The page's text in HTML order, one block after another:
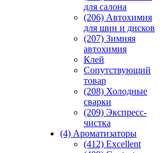
для салона
(206) Автохимия
для шин и дисков
(207) Зимняя
автохимия
Клей
Сопутствующий
товар
(208) Холодные
сварки
(209) Экспреcс-
чистка
(4) Ароматизаторы
(412) Excellent